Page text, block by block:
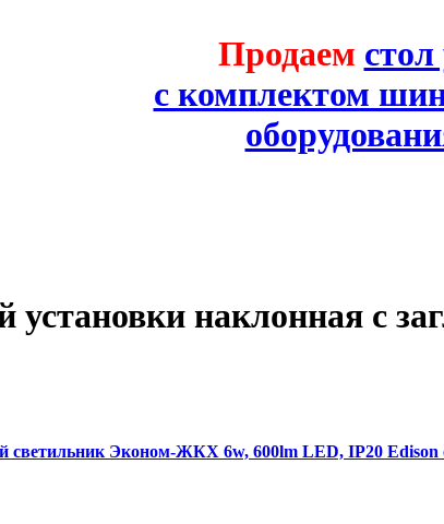
Продаем
с комплектом
установки наклонная с
светильник Эконом-ЖКХ 6w, 600lm LED, IP20 Edison